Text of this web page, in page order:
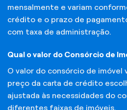
mensalmente e variam
crédito e o prazo de
com taxa de administração.
Qual o valor do Consórcio de
O valor do consórcio de imóvel
preço da carta de crédito
ajustada às necessidades do
diferentes faixas de imóveis.